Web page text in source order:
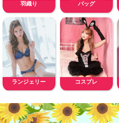
羽織り バッグ
ランジェリー コスプレ